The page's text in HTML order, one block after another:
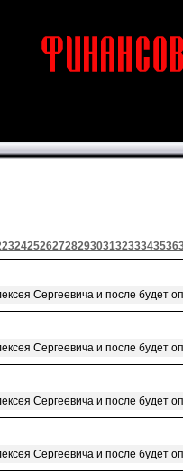
2324252627282930313233343536
Сергеевича и после будет
Сергеевича и после будет
Сергеевича и после будет
Сергеевича и после будет